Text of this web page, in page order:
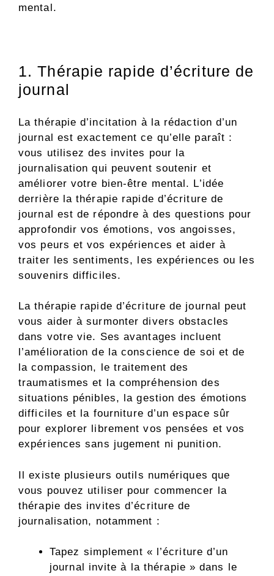
mental.
1. Thérapie rapide d’écriture de
journal
La thérapie d’incitation à la rédaction d’un
journal est exactement ce qu’elle paraît :
vous utilisez des invites pour la
journalisation qui peuvent soutenir et
améliorer votre bien-être mental. L’idée
derrière la thérapie rapide d’écriture de
journal est de répondre à des questions pour
approfondir vos émotions, vos angoisses,
vos peurs et vos expériences et aider à
traiter les sentiments, les expériences ou les
souvenirs difficiles.
La thérapie rapide d’écriture de journal peut
vous aider à surmonter divers obstacles
dans votre vie. Ses avantages incluent
l’amélioration de la conscience de soi et de
la compassion, le traitement des
traumatismes et la compréhension des
situations pénibles, la gestion des émotions
difficiles et la fourniture d’un espace sûr
pour explorer librement vos pensées et vos
expériences sans jugement ni punition.
Il existe plusieurs outils numériques que
vous pouvez utiliser pour commencer la
thérapie des invites d’écriture de
journalisation, notamment :
Tapez simplement « l’écriture d’un
journal invite à la thérapie » dans le